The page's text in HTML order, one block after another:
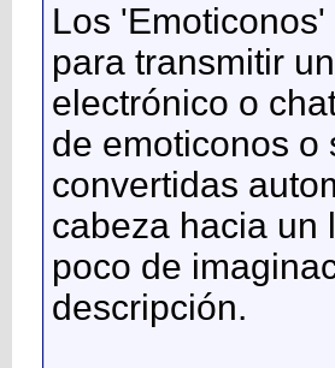
Los
para transmitir
electrónico o
de emoticonos o
convertidas
cabeza hacia un
poco de
descripción.